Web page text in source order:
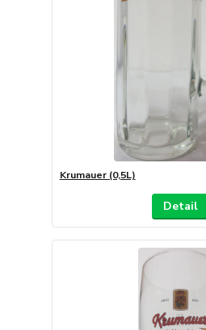
Krumauer (0,5L)
Detail